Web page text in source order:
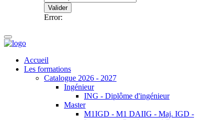
Valider
Error:
Accueil
Les formations
Catalogue 2026 - 2027
Ingénieur
ING - Diplôme d'ingénieur
Master
M1IGD - M1 DAIIG - Maj. IGD -